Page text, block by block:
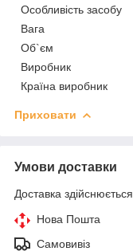
Особливість засобу
Вага
Об`єм
Виробник
Країна виробник
Приховати
Умови доставки
Доставка
Нова Пошта
Самовивіз